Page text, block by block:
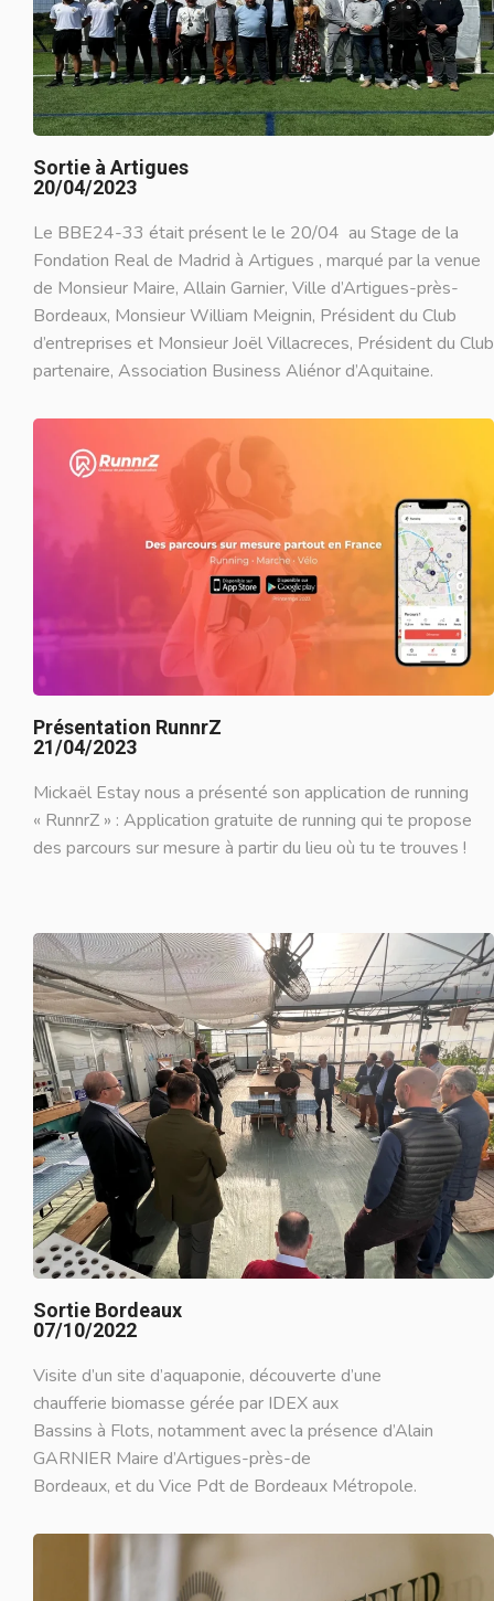
Sortie à Artigues
20/04/2023
Le BBE24-33 était présent le le 20/04 au Stage de la
Fondation Real de Madrid à Artigues , marqué par la venue
de Monsieur Maire, Allain Garnier, Ville d’Artigues-près-
Bordeaux, MonsieurWilliam Meignin, Président du Club
d’entreprises et Monsieur Joël Villacreces, Président du Club
partenaire, Association Business Aliénor d’Aquitaine.
Présentation RunnrZ
21/04/2023
Mickaël Estay nous a présenté son application de running
« RunnrZ » : Application gratuite de running qui te propose
des parcours sur mesure à partir du lieu où tu te trouves !
Sortie Bordeaux
07/10/2022
Visite d’un site d’aquaponie, découverte d’une
chaufferie biomasse gérée par IDEX aux
Bassins à Flots, notamment avec la présence d’Alain
GARNIER Maire d’Artigues-près-de
Bordeaux, et du Vice Pdt de Bordeaux Métropole.